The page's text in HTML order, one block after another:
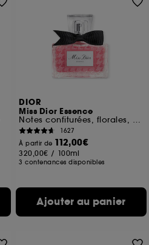
DIOR
Miss Dior Essence
Notes confiturées, florales, boisées
1627
À partir de 112,00€
320,00€ / 100ml
3 contenances disponibles
Ajouter au panier